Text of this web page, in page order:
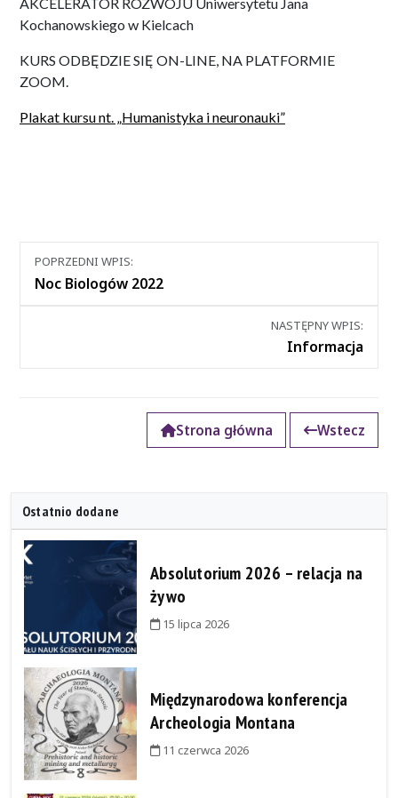
AKCELERATOR ROZWOJU Uniwersytetu Jana
Kochanowskiego w Kielcach
KURS ODBĘDZIE SIĘ ON-LINE, NA PLATFORMIE
ZOOM.
Plakat kursu nt. „Humanistyka i neuronauki”
Nawigacja
między
POPRZEDNI WPIS:
Noc Biologów 2022
NASTĘPNY WPIS:
Informacja
Strona główna Wstecz
Ostatnio dodane
Absolutorium 2026 – relacja na
żywo
15 lipca 2026
Międzynarodowa konferencja
Archeologia Montana
11 czerwca 2026